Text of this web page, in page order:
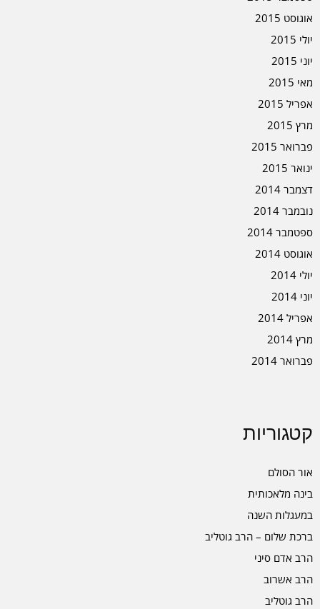
אוגוסט 2015
יולי 2015
יוני 2015
מאי 2015
אפריל 2015
מרץ 2015
פברואר 2015
ינואר 2015
דצמבר 2014
נובמבר 2014
ספטמבר 2014
אוגוסט 2014
יולי 2014
יוני 2014
אפריל 2014
מרץ 2014
פברואר 2014
קטגוריות
אור הסולם
בינה מלאכותית
במעגלות השנה
ברכת שלום – הרב גוטליב
הרב אדם סיני
הרב אשרוב
הרב גוטליב